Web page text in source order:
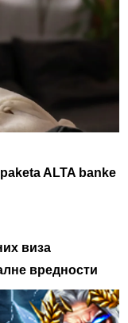
ALTA banke
виза
вредности